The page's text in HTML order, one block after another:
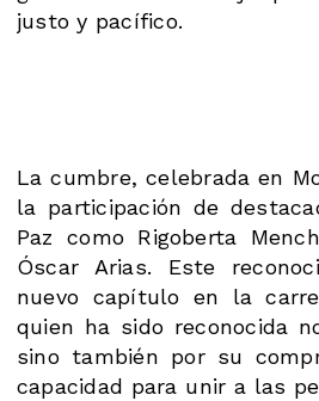
justo y pacífico​.
La cumbre, celebrada en
la participación de
Paz como Rigoberta
Óscar Arias. Este
nuevo capítulo en la
quien ha sido reconocida
sino también por su
capacidad para unir a las